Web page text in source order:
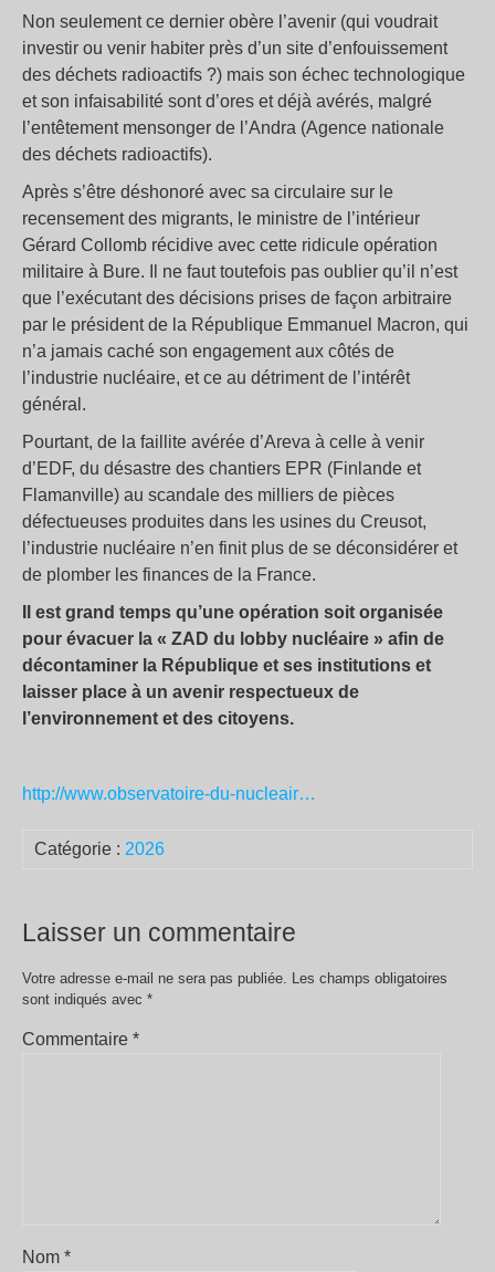
Non seulement ce dernier obère l’avenir (qui voudrait
investir ou venir habiter près d’un site d’enfouissement
des déchets radioactifs ?) mais son échec technologique
et son infaisabilité sont d’ores et déjà avérés, malgré
l’entêtement mensonger de l’Andra (Agence nationale
des déchets radioactifs).
Après s’être déshonoré avec sa circulaire sur le
recensement des migrants, le ministre de l’intérieur
Gérard Collomb récidive avec cette ridicule opération
militaire à Bure. Il ne faut toutefois pas oublier qu’il n’est
que l’exécutant des décisions prises de façon arbitraire
par le président de la République Emmanuel Macron, qui
n’a jamais caché son engagement aux côtés de
l’industrie nucléaire, et ce au détriment de l’intérêt
général.
Pourtant, de la faillite avérée d’Areva à celle à venir
d’EDF, du désastre des chantiers EPR (Finlande et
Flamanville) au scandale des milliers de pièces
défectueuses produites dans les usines du Creusot,
l’industrie nucléaire n’en finit plus de se déconsidérer et
de plomber les finances de la France.
Il est grand temps qu’une opération soit organisée
pour évacuer la « ZAD du lobby nucléaire » afin de
décontaminer la République et ses institutions et
laisser place à un avenir respectueux de
l’environnement et des citoyens.
http://www.observatoire-du-nucleair…
Catégorie : 2026
Laisser un commentaire
Votre adresse e-mail ne sera pas publiée. Les champs obligatoires
sont indiqués avec *
Commentaire *
Nom *